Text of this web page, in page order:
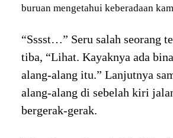
buruan mengetahui keberadaan
“Sssst…” Seru salah seorang
tiba, “Lihat. Kayaknya ada
alang-alang itu.” Lanjutnya
alang-alang di sebelah kiri
bergerak-gerak.